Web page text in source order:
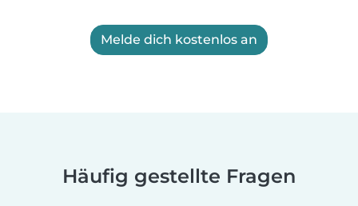
Melde dich kostenlos an
Häufig gestellte Fragen